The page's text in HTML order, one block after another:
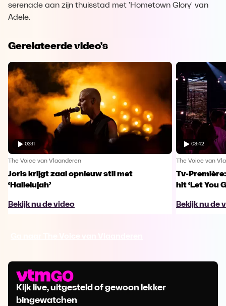
serenade aan zijn thuisstad met 'Hometown Glory' van
Adele.
Gerelateerde video's
03:11
The Voice van Vlaanderen
Joris krijgt zaal opnieuw stil met
‘Hallelujah’
Bekijk nu de video
03:42
The Voice van
Tv-
hit ‘Let You
Bekijk nu de
Kijk live, uitgesteld of gewoon lekker
bingewatchen